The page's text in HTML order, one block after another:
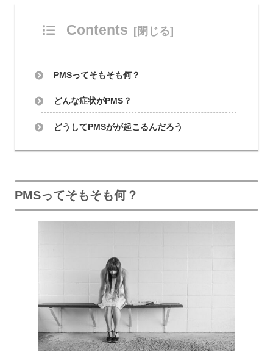
Contents
PMSってそもそも何？
どんな症状がPMS？
どうしてPMSがが起こるんだろう
PMSってそもそも何？